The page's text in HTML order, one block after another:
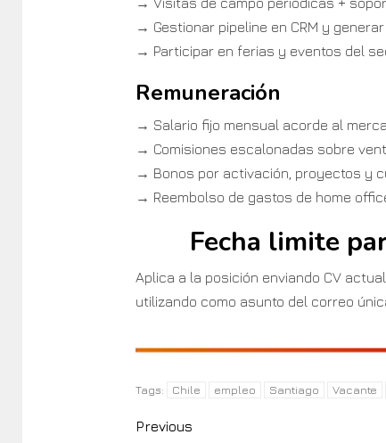
→ Gestionar pipeline en CRM y
→ Participar en ferias y eventos del
Remuneración
→ Salario fijo mensual acorde al
→ Comisiones escalonadas sobre
→ Bonos por activación, proyectos y
→ Reembolso de gastos de home
Fecha limite
Aplica a la posición enviando CV
utilizando como asunto del correo
Tags: Chile empleo Santiago Vacante
Previous